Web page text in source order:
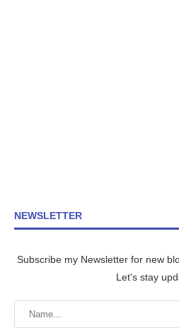
NEWSLETTER
Subscribe my Newsletter for new
Let's stay